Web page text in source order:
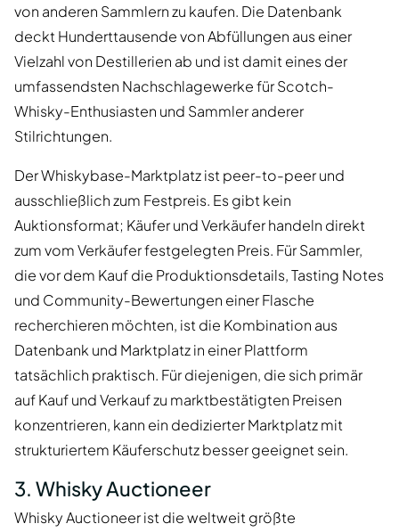
von anderen Sammlern zu kaufen. Die Datenbank
deckt Hunderttausende von Abfüllungen aus einer
Vielzahl von Destillerien ab und ist damit eines der
umfassendsten Nachschlagewerke für Scotch-
Whisky-Enthusiasten und Sammler anderer
Stilrichtungen.
Der Whiskybase-Marktplatz ist peer-to-peer und
ausschließlich zum Festpreis. Es gibt kein
Auktionsformat; Käufer und Verkäufer handeln direkt
zum vom Verkäufer festgelegten Preis. Für Sammler,
die vor dem Kauf die Produktionsdetails, Tasting Notes
und Community-Bewertungen einer Flasche
recherchieren möchten, ist die Kombination aus
Datenbank und Marktplatz in einer Plattform
tatsächlich praktisch. Für diejenigen, die sich primär
auf Kauf und Verkauf zu marktbestätigten Preisen
konzentrieren, kann ein dedizierter Marktplatz mit
strukturiertem Käuferschutz besser geeignet sein.
3. Whisky Auctioneer
Whisky Auctioneer ist die weltweit größte